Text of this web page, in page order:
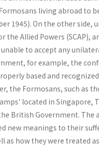
living abroad to
1945). On the other side,
Allied Powers (SCAP),
to accept any
for example, the
based and
the Formosans, such as
located in Singapore,
British Govern­ment. The
new meanings to their
how they were treated